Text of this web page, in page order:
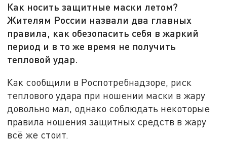
Как носить защитные маски летом?
Жителям России назвали два главных
правила, как обезопасить себя в жаркий
период и в то же время не получить
тепловой удар.
Как сообщили в Роспотребнадзоре, риск
теплового удара при ношении маски в жару
довольно мал, однако соблюдать некоторые
правила ношения защитных средств в жару
всё же стоит.